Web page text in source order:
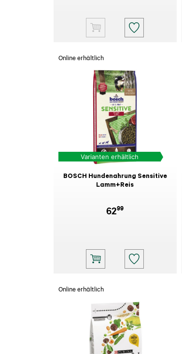
Online erhältlich
Varianten erhältlich
BOSCH Hundenahrung Sensitive
Lamm+Reis
6299
Online erhältlich